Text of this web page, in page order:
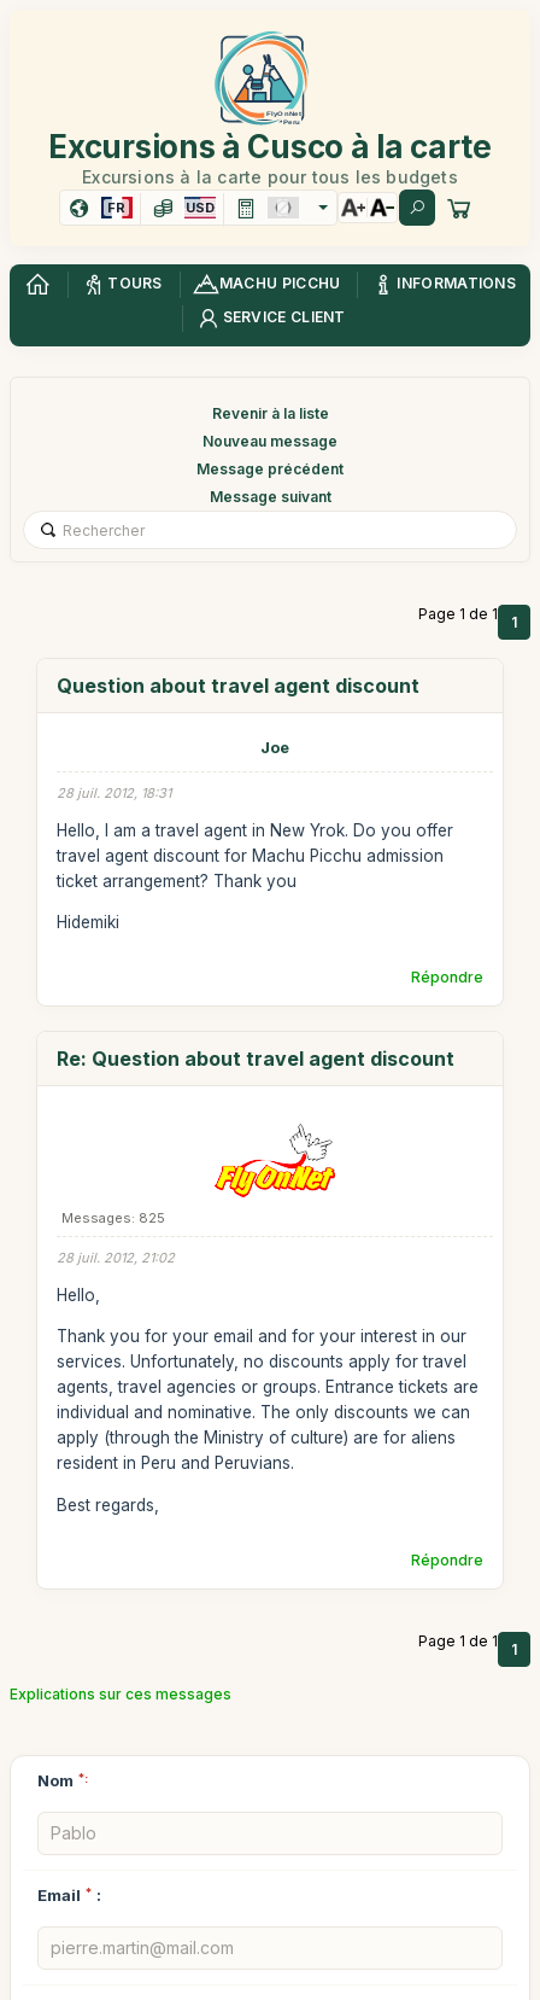
Excursions à Cusco à la carte
Excursions à la carte pour tous les budgets
FR USD
TOURS MACHU PICCHU
INFORMATIONS
SERVICE CLIENT
Revenir à la liste
Nouveau message
Message précédent
Message suivant
Page 1 de 1 1
Question about travel agent discount
Joe
28 juil. 2012, 18:31
Hello, I am a travel agent in New Yrok. Do you offer
travel agent discount for Machu Picchu admission
ticket arrangement? Thank you
Hidemiki
Répondre
Re: Question about travel agent discount
Messages: 825
28 juil. 2012, 21:02
Hello,
Thank you for your email and for your interest in our
services. Unfortunately, no discounts apply for travel
agents, travel agencies or groups. Entrance tickets are
individual and nominative. The only discounts we can
apply (through the Ministry of culture) are for aliens
resident in Peru and Peruvians.
Best regards,
Répondre
Page 1 de 1 1
Explications sur ces messages
Nom *:
Email * :